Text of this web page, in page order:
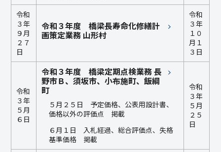
令和
３年
９月
２７
日
令和３年度 橋梁長寿命化修繕計
画策定業務 山形村
令和
３年
１０
月１
３日
令和
３年
５月
６日
令和３年度 橋梁定期点検業務 長
野市Ｂ、須坂市、小布施町、飯綱
町
５月２５日 予定価格、公表用設計書、
価格以外の評価点 掲載
６月１日 入札経過、総合評価点、失格
基準価格 掲載
令和
３年
５月
２５
日